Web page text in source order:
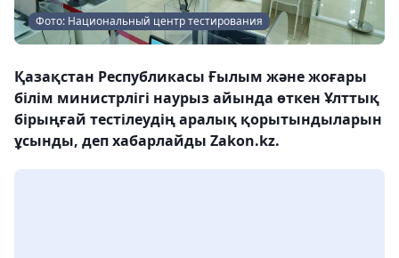
Фото: Национальный центр тестирования
Қазақстан Республикасы Ғылым және жоғары
білім министрлігі наурыз айында өткен Ұлттық
бірыңғай тестілеудің аралық қорытындыларын
ұсынды, деп хабарлайды Zakon.kz.